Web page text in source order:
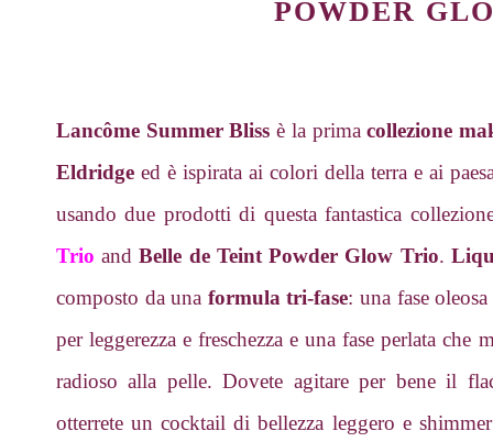
POWDER
Lancôme Summer Bliss è la primacollezione
Eldridge ed è ispirata ai colori della terra e ai
usando due prodotti di questa fantastica
Trio andBelle de Teint Powder Glow Trio.
composto da una formula tri-fase: una fase
per leggerezza e freschezza e una fase perlata
radioso alla pelle. Dovete agitare per bene il
otterrete un cocktail di bellezza leggero e